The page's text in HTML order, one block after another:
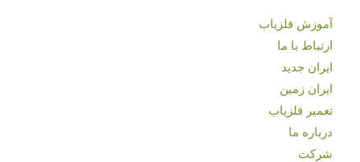
آموزش فلزیاب
ارتباط با ما
ایران جدید
ایران زمین
تعمیر فلزیاب
درباره ما
شرکت